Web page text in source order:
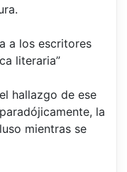
a los escritores
literaria”
hallazgo de ese
la
mientras se